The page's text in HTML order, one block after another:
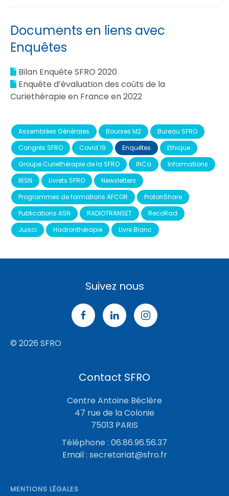
Documents en liens avec
Enquêtes
Bilan Enquête SFRO 2020
Enquête d’évaluation des coûts de la
Curiethérapie en France en 2022
Assemblées Générales Bourses M2
Bureau SFRO
Congrès SFRO
Covid 19 Enquêtes
Ethique
Groupe Curiethérapie de la SFRO
INCa
Informations
IRSN
Livrets SFRO
Newsletters
Programmes de formations AFCOR
ProtonShare
Publications ASN
RADIOTRANSET
RecoRad
Juisci
Hadronthérapie Livre Blanc
Suivez nous
© 2026 SFRO
Contact SFRO
Centre Antoine Béclère
47 rue de la Colonie
75013 PARIS
Téléphone : 06.86.96.56.37
Email : secretariat@sfro.fr
MENTIONS LÉGALES